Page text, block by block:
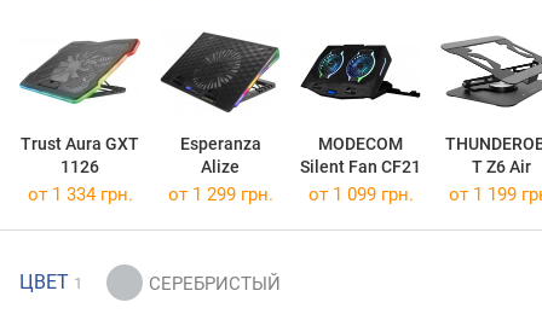
Trust Aura GXT
1126
Esperanza
Alize
MODECOM
Silent Fan CF21
T Z6 Air
от 1 334 грн. от 1 299 грн. от 1 099 грн. от 1 199
ЦВЕТ 1